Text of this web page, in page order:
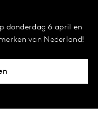
donderdag 6 april en
van Nederland!